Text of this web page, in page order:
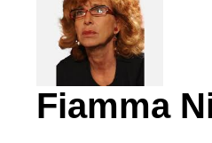
Fiamma